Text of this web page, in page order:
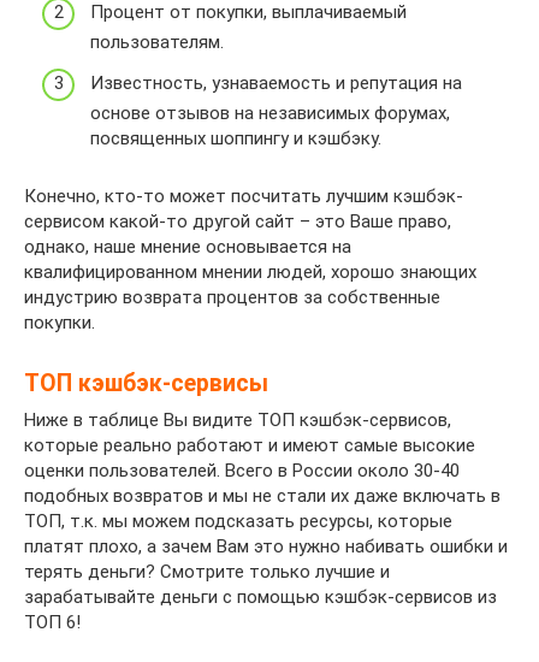
Процент от покупки, выплачиваемый
пользователям.
Известность, узнаваемость и репутация на
основе отзывов на независимых форумах,
посвященных шоппингу и кэшбэку.
Конечно, кто-то может посчитать лучшим кэшбэк-
сервисом какой-то другой сайт – это Ваше право,
однако, наше мнение основывается на
квалифицированном мнении людей, хорошо знающих
индустрию возврата процентов за собственные
покупки.
ТОП кэшбэк-сервисы
Ниже в таблице Вы видите ТОП кэшбэк-сервисов,
которые реально работают и имеют самые высокие
оценки пользователей. Всего в России около 30-40
подобных возвратов и мы не стали их даже включать в
ТОП, т.к. мы можем подсказать ресурсы, которые
платят плохо, а зачем Вам это нужно набивать ошибки и
терять деньги? Смотрите только лучшие и
зарабатывайте деньги с помощью кэшбэк-сервисов из
ТОП 6!​